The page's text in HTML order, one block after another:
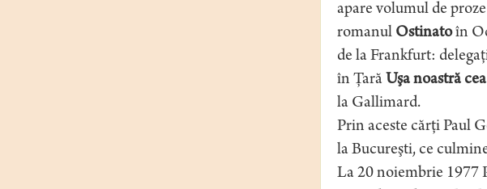
apare volumul de
romanul Ostinatoîn
de la Frankfurt:
în Ţară Uşa noastră
la Gallimard.
Prin aceste cărţi Paul
la Bucureşti, ce
La 20 noiembrie 1977